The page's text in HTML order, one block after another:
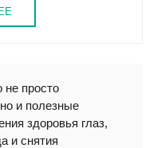
просто
и полезные
здоровья глаз,
и снятия